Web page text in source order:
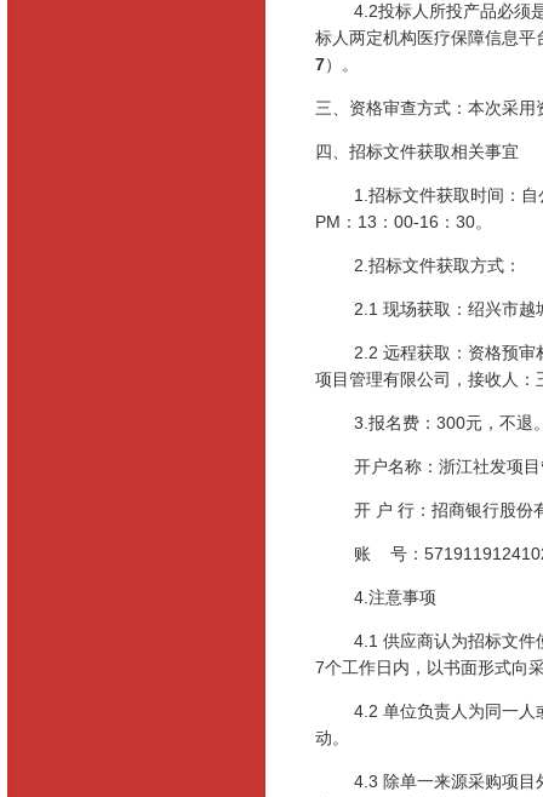
4.2投标人所投产品必须
标人两定机构医疗保障信息
7）。
三、 资格审查方式：本次采
四、招标文件获取相关事宜
1.招标文件获取时间：
PM ： 13 ： 00-16 ： 30。
2.招标文件获取方式：
2.1 现场获取：绍兴市越
2.2 远程获取：资格预
项目管理有限公司，接收人：
3.报名费： 300元，不退
开户名称：浙江社发项
开 户 行：招商银行股份
账 号：
4.注意事项
4.1 供应商认为招标文件
7个工作日内，以书面形式向
4.2 单位负责人为同一人
动。
4.3 除单一来源采购项目